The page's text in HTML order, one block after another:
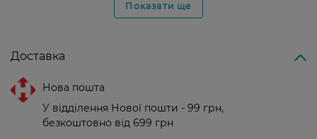
Показати ще
Доставка
Нова пошта
У відділення Нової пошти - 99 грн,
безкоштовно від 699 грн